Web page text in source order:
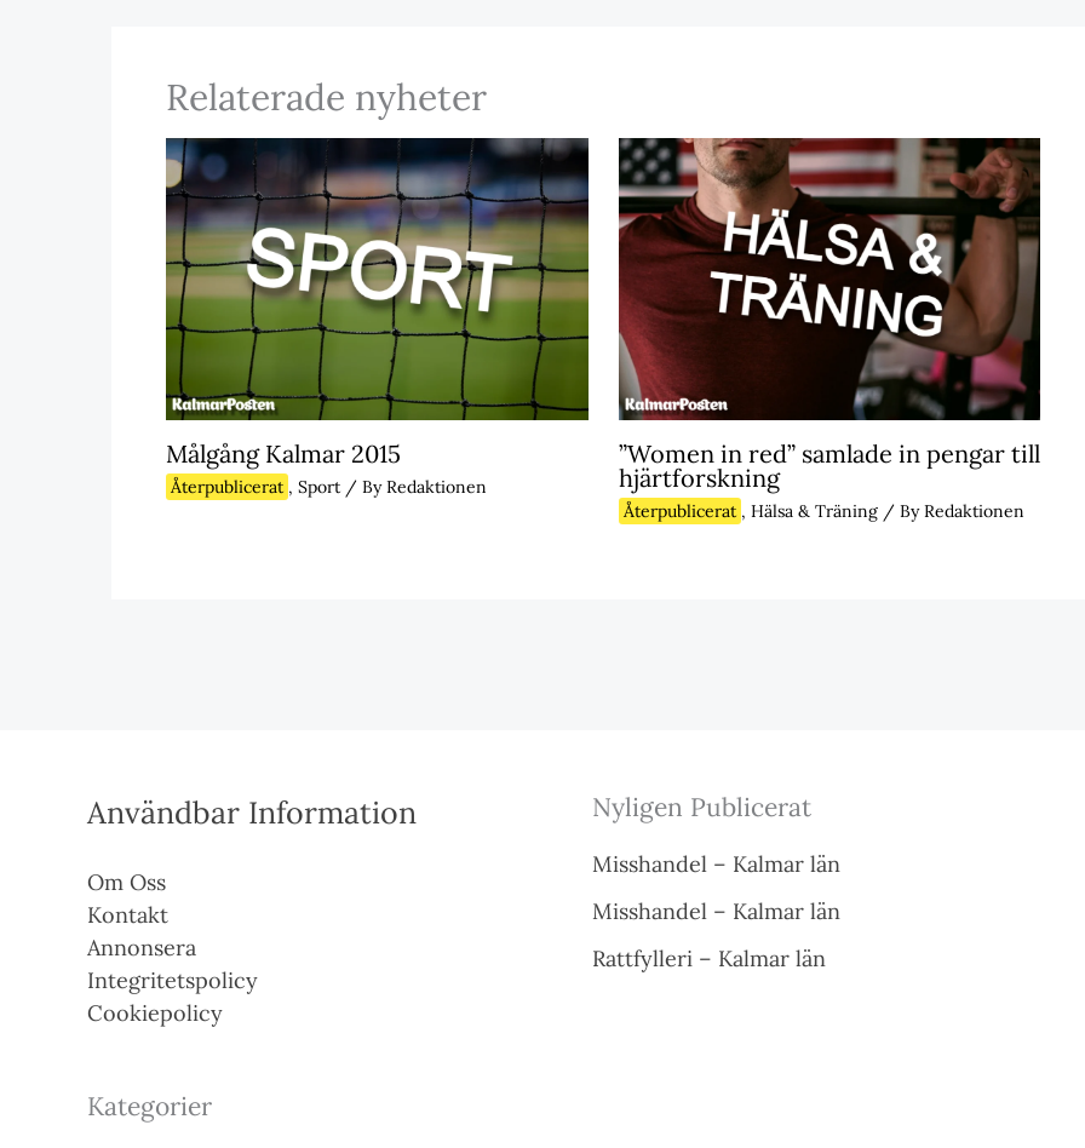
Relaterade nyheter
Målgång Kalmar 2015
Återpublicerat , Sport / ByRedaktionen
”Women in red” samlade in pengar till
hjärtforskning
Återpublicerat , Hälsa & Träning/ ByRedaktionen
Användbar Information
Om Oss
Kontakt
Annonsera
Integritetspolicy
Cookiepolicy
Kategorier
Nyligen Publicerat
Misshandel – Kalmar län
Misshandel – Kalmar län
Rattfylleri – Kalmar län